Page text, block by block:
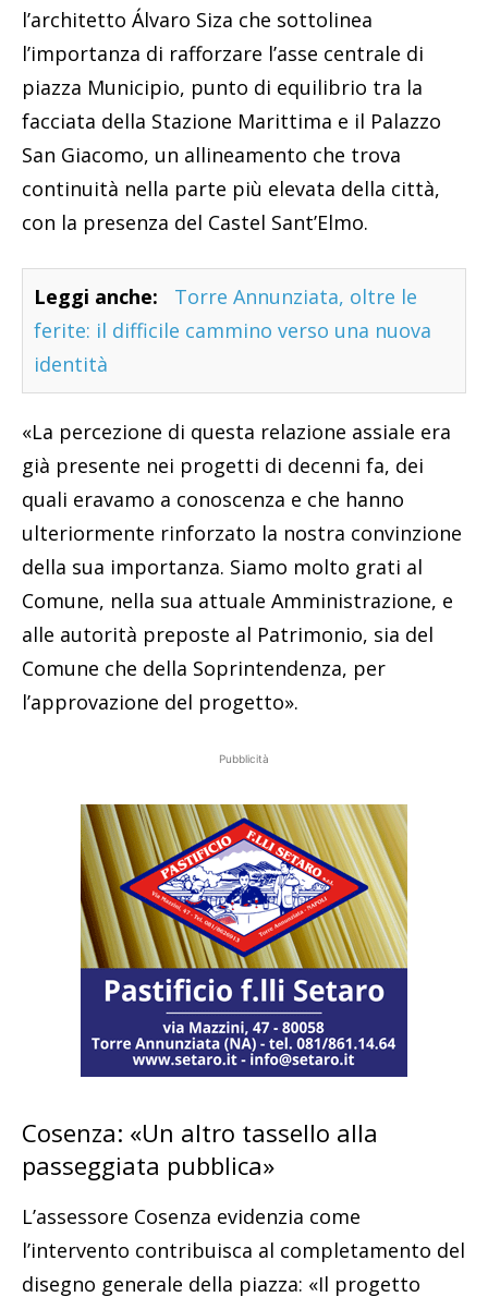
l’architetto Álvaro Siza che sottolinea
l’importanza di rafforzare l’asse centrale di
piazza Municipio, punto di equilibrio tra la
facciata della Stazione Marittima e il Palazzo
San Giacomo, un allineamento che trova
continuità nella parte più elevata della città,
con la presenza del Castel Sant’Elmo.
Leggi anche:
Torre Annunziata, oltre le
ferite: il difficile cammino verso una nuova
identità
«La percezione di questa relazione assiale era
già presente nei progetti di decenni fa, dei
quali eravamo a conoscenza e che hanno
ulteriormente rinforzato la nostra convinzione
della sua importanza. Siamo molto grati al
Comune, nella sua attuale Amministrazione, e
alle autorità preposte al Patrimonio, sia del
Comune che della Soprintendenza, per
l’approvazione del progetto».
Pubblicità
Cosenza: «Un altro tassello alla
passeggiata pubblica»
L’assessore Cosenza evidenzia come
l’intervento contribuisca al completamento del
disegno generale della piazza: «Il progetto